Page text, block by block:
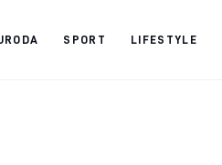
SPORT LIFESTYLE